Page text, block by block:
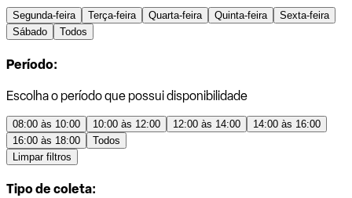
Segunda-feira Terça-feira Quarta-feira Quinta-feira
Sexta-feira
Sábado
Todos
Período:
Escolha o período que possui disponibilidade
08:00 às 10:00 10:00 às 12:00 12:00 às 14:00
14:00 às 16:00
16:00 às 18:00
Todos
Limpar filtros
Tipo de coleta: